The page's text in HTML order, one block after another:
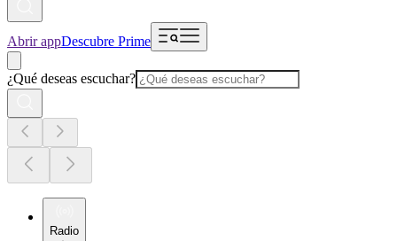
Abrir appDescubre Prime
¿Qué deseas escuchar?
Radio